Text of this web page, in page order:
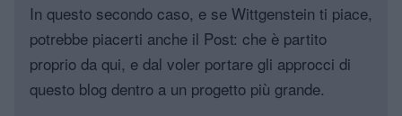
In questo secondo caso, e se Wittgenstein ti piace,
potrebbe piacerti anche il Post: che è partito
proprio da qui, e dal voler portare gli approcci di
questo blog dentro a un progetto più grande.